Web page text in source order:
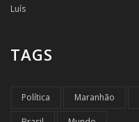
Luís
TAGS
Política Maranhão